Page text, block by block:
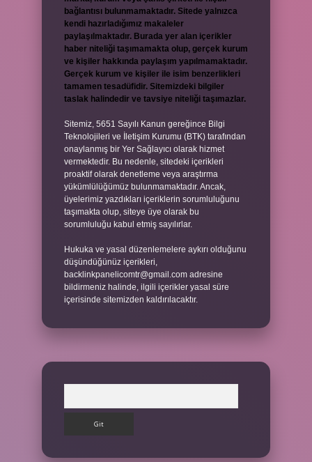
bağlantısı bulunmamaktadır. Sitede yalnızca
kendi hazırladığımız makaleler
paylaşılmaktadır. Burada yer alan içerikler
haber niteliği taşımamakta olup, gerçek kurum
ve kişiler hakkında paylaşım yapılmamaktadır.
Gerçek kurum ve kişiler ile isim benzerlikleri
tamamen tesadüfidir. Sitemizdeki bilgiler
taslak halindedir ve tavsiye niteliği taşımazlar.
Sitemiz, 5651 Sayılı Kanun gereğince Bilgi
Teknolojileri ve İletişim Kurumu (BTK) tarafından
onaylanmış bir Yer Sağlayıcı olarak hizmet
vermektedir. Bu nedenle, sitedeki içerikleri
proaktif olarak denetleme veya araştırma
yükümlülüğümüz bulunmamaktadır. Ancak,
üyelerimiz yazdıkları içeriklerin sorumluluğunu
taşımakta olup, siteye üye olarak bu
sorumluluğu kabul etmiş sayılırlar.
Hukuka ve yasal düzenlemelere aykırı olduğunu
düşündüğünüz içerikleri,
backlinkpanelicomtr@gmail.com adresine
bildirmeniz halinde, ilgili içerikler yasal süre
içerisinde sitemizden kaldırılacaktır.